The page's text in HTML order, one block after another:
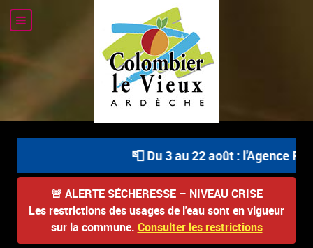
📮 Du 3 au 22 août : l'Agence
🚨 ALERTE SÉCHERESSE – NIVEAU CRISE
Les restrictions des usages de l'eau sont en vigueur
sur la commune. Consulter les restrictions